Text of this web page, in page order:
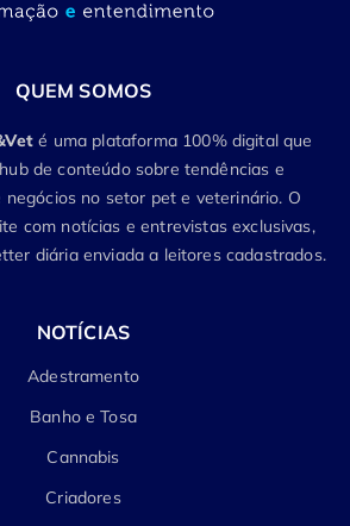
QUEM SOMOS
é uma plataforma 100% digital que
de conteúdo sobre tendências e
no setor pet e veterinário. O
com notícias e entrevistas exclusivas,
diária enviada a leitores cadastrados.
NOTÍCIAS
Adestramento
Banho e Tosa
Cannabis
Criadores